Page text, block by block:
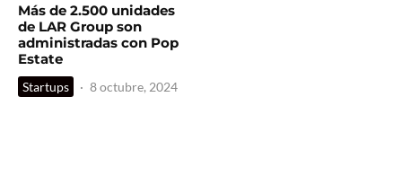
Más de 2.500 unidades
de LAR Group son
administradas con Pop
Estate
Startups · 8 octubre, 2024